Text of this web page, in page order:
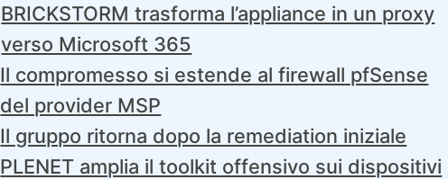
BRICKSTORM trasforma l’appliance in un proxy
verso Microsoft 365
Il compromesso si estende al firewall pfSense
del provider MSP
Il gruppo ritorna dopo la remediation iniziale
PLENET amplia il toolkit offensivo sui dispositivi